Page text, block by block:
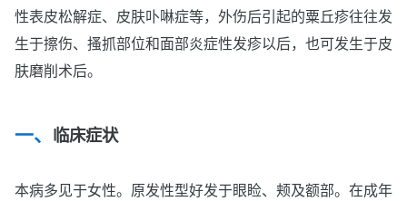
性表皮松解症、皮肤卟啉症等，外伤后引起的粟丘疹往往发
生于擦伤、搔抓部位和面部炎症性发疹以后，也可发生于皮
肤磨削术后。
临床症状
本病多见于女性。原发性型好发于眼睑、颊及额部。在成年